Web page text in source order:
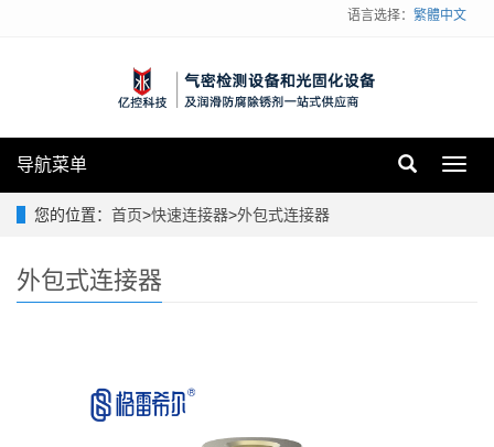
语言选择： 繁體中文
导航菜单
您的位置： 首页>快速连接器>外包式连接器
外包式连接器